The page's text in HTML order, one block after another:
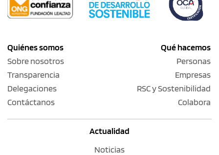
Quiénes somos
Sobre nosotros
Transparencia
Delegaciones
Contáctanos
Qué hacemos
Personas
Empresas
RSC y Sostenibilidad
Colabora
Actualidad
Noticias